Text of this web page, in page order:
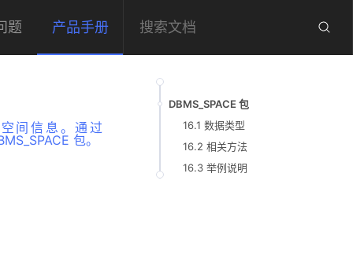
题 产品手册
间信息。通过
包。
DBMS_SPACE 包
16.1 数据类型
16.2 相关方法
16.3 举例说明